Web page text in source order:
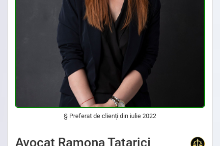
§ Preferat de clienți din iulie 2022
Avocat Ramona Tatarici